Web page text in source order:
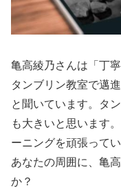
亀高綾乃さんは「丁
タンブリン教室で邁
と聞いています。タ
も大きいと思います
ーニングを頑張って
あなたの周囲に、亀
か？